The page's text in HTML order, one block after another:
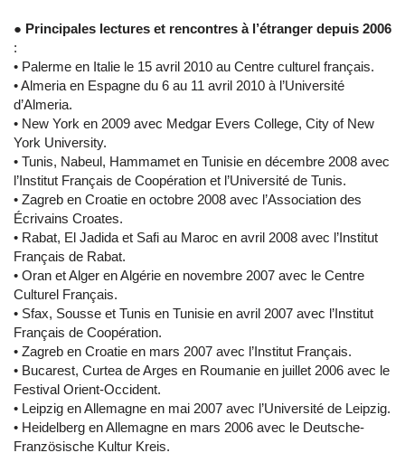
● Principales lectures et rencontres à l’étranger depuis 2006
:
• Palerme en Italie le 15 avril 2010 au Centre culturel français.
• Almeria en Espagne du 6 au 11 avril 2010 à l’Université
d’Almeria.
• New York en 2009 avec Medgar Evers College, City of New
York University.
• Tunis, Nabeul, Hammamet en Tunisie en décembre 2008 avec
l’Institut Français de Coopération et l’Université de Tunis.
• Zagreb en Croatie en octobre 2008 avec l’Association des
Écrivains Croates.
• Rabat, El Jadida et Safi au Maroc en avril 2008 avec l’Institut
Français de Rabat.
• Oran et Alger en Algérie en novembre 2007 avec le Centre
Culturel Français.
• Sfax, Sousse et Tunis en Tunisie en avril 2007 avec l’Institut
Français de Coopération.
• Zagreb en Croatie en mars 2007 avec l’Institut Français.
• Bucarest, Curtea de Arges en Roumanie en juillet 2006 avec le
Festival Orient-Occident.
• Leipzig en Allemagne en mai 2007 avec l’Université de Leipzig.
• Heidelberg en Allemagne en mars 2006 avec le Deutsche-
Französische Kultur Kreis.